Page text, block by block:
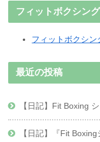
フィットボクシング
フィットボクシ
最近の投稿
【日記】Fit Boxing
【日記】『Fit